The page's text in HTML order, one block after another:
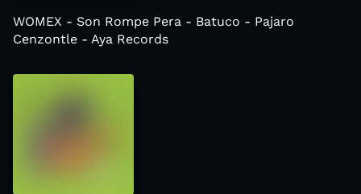
WOMEX - Son Rompe Pera - Batuco - Pajaro
Cenzontle - Aya Records